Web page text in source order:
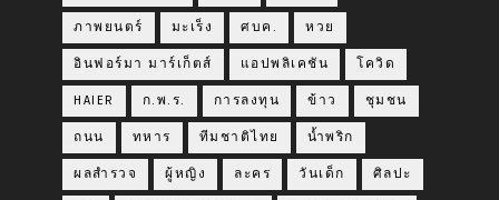
ภาพยนตร์ มะเร็ง ศบค. หวย
อินฟอร์มา มาร์เก็ตส์ แอปพลิเคชัน โควิด
HAIER ก.พ.ร. การลงทุน ข้าว ชุมชน
ถนน ทหาร ทีมชาติไทย น้ำพริก
ผลสำรวจ ผู้หญิง ละคร วันเด็ก ศิลปะ